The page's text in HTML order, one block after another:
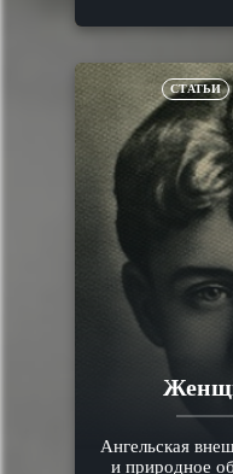
СТАТЬИ
Ангельская
и природное